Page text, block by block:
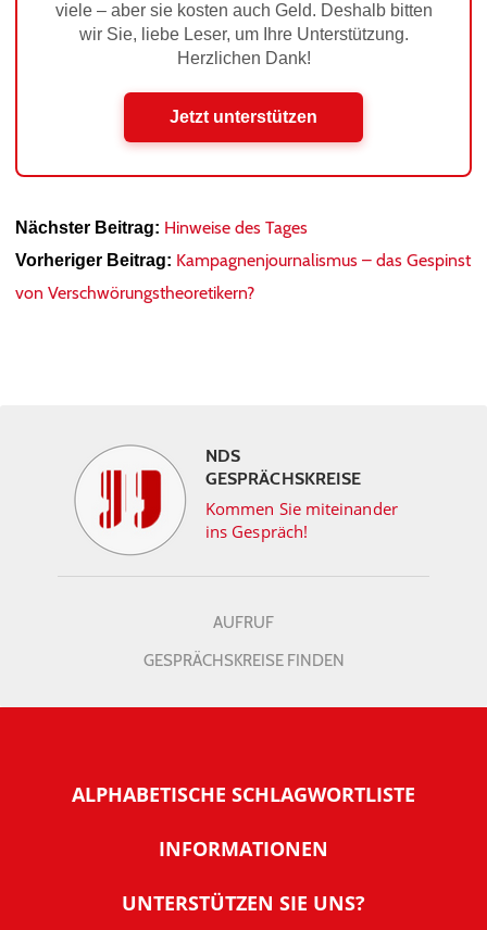
viele – aber sie kosten auch Geld. Deshalb bitten
wir Sie, liebe Leser, um Ihre Unterstützung.
Herzlichen Dank!
Jetzt unterstützen
Nächster Beitrag: Hinweise des Tages
Vorheriger Beitrag: Kampagnenjournalismus – das Gespinst
von Verschwörungstheoretikern?
NDS
GESPRÄCHSKREISE
Kommen Sie miteinander
ins Gespräch!
AUFRUF
GESPRÄCHSKREISE FINDEN
ALPHABETISCHE SCHLAGWORTLISTE
INFORMATIONEN
Warum NachDenkSeiten
UNTERSTÜTZEN SIE UNS?